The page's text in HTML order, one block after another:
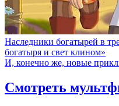
Наследники богатырей в
богатыря и свет клином»
И, конечно же, новые
Смотреть